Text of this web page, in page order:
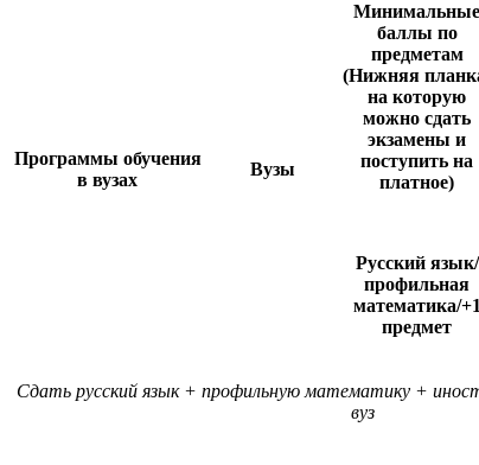
Программы обучения
в вузах
Вузы
Минимальные
баллы по
предметам
(Нижняя
на которую
можно сдать
экзамены и
поступить на
платное)
Русский язык/
профильная
математика/+1
предмет
Сдать русский язык + профильную математику +
вуз